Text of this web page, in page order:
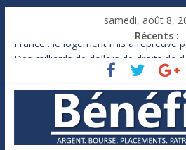
samedi, août 8,
Récents :
France : le logement mis à l’épreuve
Des milliards de dollars de droits de
Royaume-Uni : Andy Burnham recule
Xavier Niel, le milliardaire qui ne
Ruée des fortunes russes vers